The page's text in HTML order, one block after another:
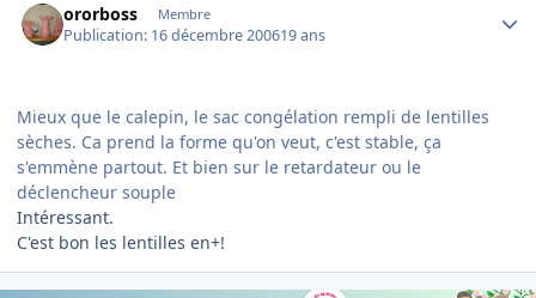
ororboss Membre
Publication: 16 décembre 200619 ans
Mieux que le calepin, le sac congélation rempli de lentilles
sèches. Ca prend la forme qu'on veut, c'est stable, ça
s'emmène partout. Et bien sur le retardateur ou le
déclencheur souple
Intéressant.
C'est bon les lentilles en+!